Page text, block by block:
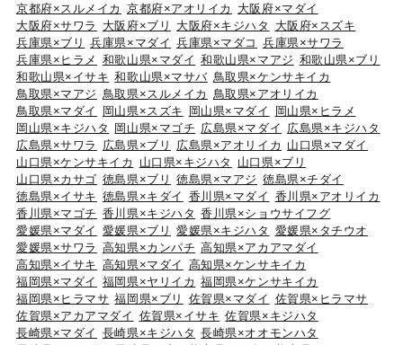
京都府×スルメイカ 京都府×アオリイカ
大阪府×マダイ
大阪府×サワラ
大阪府×ブリ 大阪府×キジハタ
大阪府×スズキ
兵庫県×ブリ
兵庫県×マダイ 兵庫県×マダコ
兵庫県×サワラ
兵庫県×ヒラメ 和歌山県×マダイ 和歌山県×マアジ 和歌山県×ブリ
和歌山県×イサキ 和歌山県×マサバ 鳥取県×ケンサキイカ
鳥取県×マアジ 鳥取県×スルメイカ
鳥取県×アオリイカ
鳥取県×マダイ
岡山県×スズキ 岡山県×マダイ
岡山県×ヒラメ
岡山県×キジハタ 岡山県×マゴチ 広島県×マダイ 広島県×キジハタ
広島県×サワラ
広島県×ブリ 広島県×アオリイカ 山口県×マダイ
山口県×ケンサキイカ
山口県×キジハタ
山口県×ブリ
山口県×カサゴ 徳島県×ブリ 徳島県×マアジ 徳島県×チダイ
徳島県×イサキ 徳島県×キダイ 香川県×マダイ 香川県×アオリイカ
香川県×マゴチ 香川県×キジハタ 香川県×ショウサイフグ
愛媛県×マダイ 愛媛県×ブリ 愛媛県×キジハタ 愛媛県×タチウオ
愛媛県×サワラ 高知県×カンパチ 高知県×アカアマダイ
高知県×イサキ 高知県×マダイ 高知県×ケンサキイカ
福岡県×マダイ 福岡県×ヤリイカ 福岡県×ケンサキイカ
福岡県×ヒラマサ 福岡県×ブリ 佐賀県×マダイ 佐賀県×ヒラマサ
佐賀県×アカアマダイ 佐賀県×イサキ 佐賀県×キジハタ
長崎県×マダイ 長崎県×キジハタ 長崎県×オオモンハタ